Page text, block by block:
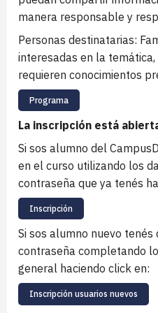
manera responsable y
Personas destinatarias:
interesadas en la
requieren conocimientos
Programa
La inscripción está
Si sos alumno del
en el curso utilizando los
contraseña que ya tenés
Inscripción
Si sos alumno nuevo
contraseña completando
general haciendo click en:
Inscripción usuarios nuevos